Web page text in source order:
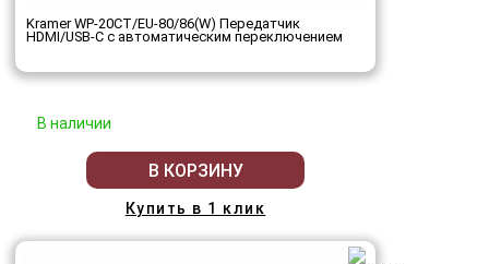
Kramer WP-20CT/EU-80/86(W) Передатчик
HDMI/USB-C с автоматическим переключением
В наличии
В КОРЗИНУ
Купить в 1 клик